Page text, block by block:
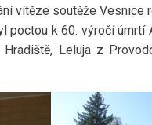
vítěze soutěže Vesnice
poctou k 60. výročí úmrtí
Leluja z